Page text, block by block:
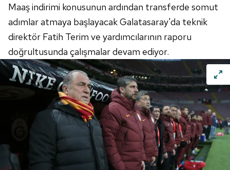
Maaş indirimi konusunun ardından transferde somut
adımlar atmaya başlayacak Galatasaray'da teknik
direktör Fatih Terim ve yardımcılarının raporu
doğrultusunda çalışmalar devam ediyor.